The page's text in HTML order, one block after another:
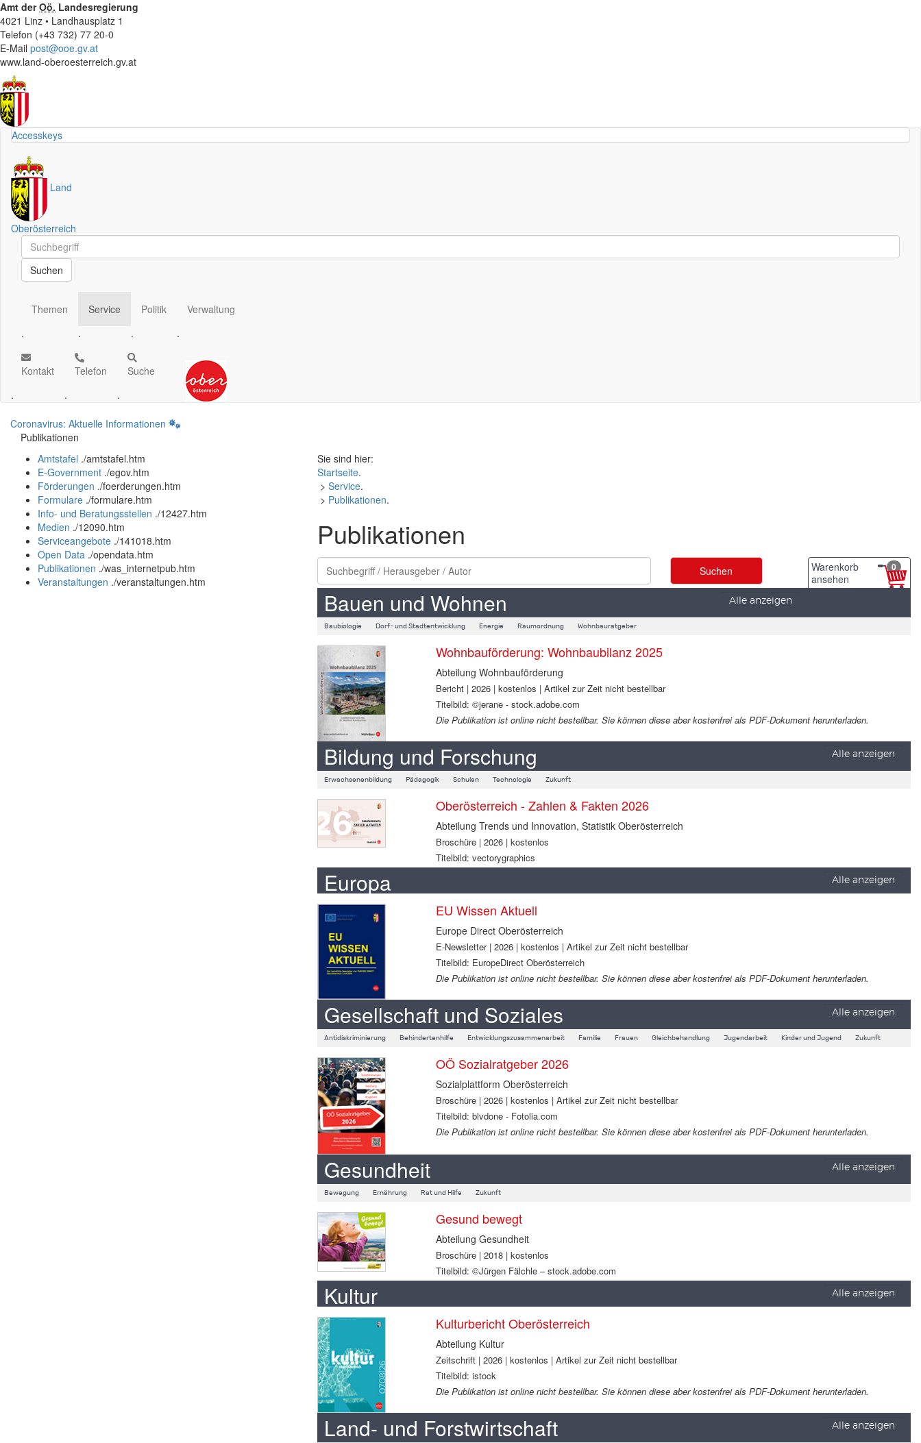
Amt derOö. Landesregierung
4021 Linz • Landhausplatz 1
Telefon (+43 732) 77 20-0
E-Mail post@ooe.gv.at
www.land-oberoesterreich.gv.at
Accesskeys
Land
Oberösterreich
Schnellsuche
Schnellsuche
Suchen
Themen
.
Service
.
Politik
.
Verwaltung
.
Kontakt
.
Telefon
.
Suche
.
Coronavirus: Aktuelle Informationen
Publikationen
Amtstafel ./amtstafel.htm
E-Government ./egov.htm
Förderungen ./foerderungen.htm
Formulare ./formulare.htm
Info- und Beratungsstellen ./12427.htm
Medien ./12090.htm
Serviceangebote ./141018.htm
Open Data ./opendata.htm
Publikationen ./was_internetpub.htm
Veranstaltungen ./veranstaltungen.htm
Sie sind hier:
Startseite.
> Service.
> Publikationen.
Publikationen
Warenkorb
ansehen
0
Bauen und Wohnen Alle anzeigen
Baubiologie Dorf- und Stadtentwicklung Energie Raumordnung Wohnbauratgeber
Wohnbauförderung: Wohnbaubilanz 2025
Abteilung Wohnbauförderung
Bericht | 2026 | kostenlos | Artikel zur Zeit nicht bestellbar
Titelbild: ©jerane - stock.adobe.com
Die Publikation ist online nicht bestellbar. Sie können diese aber kostenfrei als PDF-Dokument herunterladen.
Bildung und Forschung Alle anzeigen
Erwachsenenbildung Pädagogik Schulen Technologie Zukunft
Oberösterreich - Zahlen & Fakten 2026
Abteilung Trends und Innovation, Statistik Oberösterreich
Broschüre | 2026 | kostenlos
Titelbild: vectorygraphics
Europa Alle anzeigen
EU Wissen Aktuell
Europe Direct Oberösterreich
E-Newsletter | 2026 | kostenlos | Artikel zur Zeit nicht bestellbar
Titelbild: EuropeDirect Oberösterreich
Die Publikation ist online nicht bestellbar. Sie können diese aber kostenfrei als PDF-Dokument herunterladen.
Gesellschaft und Soziales Alle anzeigen
Antidiskriminierung Behindertenhilfe Entwicklungszusammenarbeit Familie Frauen Gleichbehandlung Jugendarbeit Kinder und Jugend Zukunft
OÖ Sozialratgeber 2026
Sozialplattform Oberösterreich
Broschüre | 2026 | kostenlos | Artikel zur Zeit nicht bestellbar
Titelbild: blvdone - Fotolia.com
Die Publikation ist online nicht bestellbar. Sie können diese aber kostenfrei als PDF-Dokument herunterladen.
Gesundheit Alle anzeigen
Bewegung Ernährung Rat und Hilfe Zukunft
Gesund bewegt
Abteilung Gesundheit
Broschüre | 2018 | kostenlos
Titelbild: ©Jürgen Fälchle – stock.adobe.com
Kultur Alle anzeigen
Kulturbericht Oberösterreich
Abteilung Kultur
Zeitschrift | 2026 | kostenlos | Artikel zur Zeit nicht bestellbar
Titelbild: istock
Die Publikation ist online nicht bestellbar. Sie können diese aber kostenfrei als PDF-Dokument herunterladen.
Land- und Forstwirtschaft Alle anzeigen